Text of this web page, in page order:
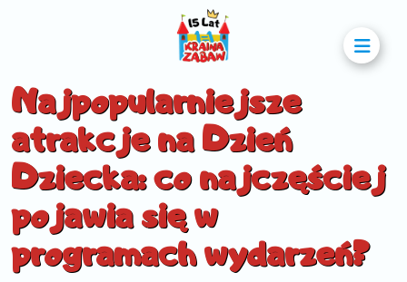
Najpopularniejsze
atrakcje na Dzień
Dziecka: co najczęściej
pojawia się w
programach wydarzeń?